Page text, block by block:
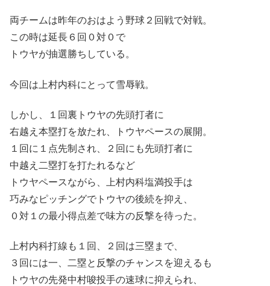
両チームは昨年のおはよう野球２回戦で対戦。
この時は延長６回０対０で
トウヤが抽選勝ちしている。
今回は上村内科にとって雪辱戦。
しかし、１回裏トウヤの先頭打者に
右越え本塁打を放たれ、トウヤペースの展開。
１回に１点先制され、２回にも先頭打者に
中越え二塁打を打たれるなど
トウヤペースながら、上村内科塩満投手は
巧みなピッチングでトウヤの後続を抑え、
０対１の最小得点差で味方の反撃を待った。
上村内科打線も１回、２回は三塁まで、
３回には一、二塁と反撃のチャンスを迎えるも
トウヤの先発中村唆投手の速球に抑えられ、